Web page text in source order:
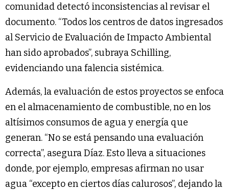
comunidad detectó inconsistencias al revisar el
documento. “Todos los centros de datos ingresados
al Servicio de Evaluación de Impacto Ambiental
han sido aprobados”, subraya Schilling,
evidenciando una falencia sistémica.
Además, la evaluación de estos proyectos se enfoca
en el almacenamiento de combustible, no en los
altísimos consumos de agua y energía que
generan. “No se está pensando una evaluación
correcta”, asegura Díaz. Esto lleva a situaciones
donde, por ejemplo, empresas afirman no usar
agua “excepto en ciertos días calurosos”, dejando la